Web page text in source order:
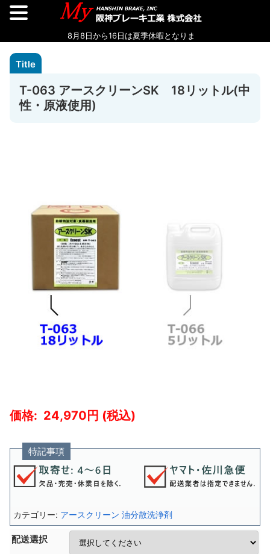
T-063 アースクリーンSK 18リットル(中
性・原液使用)
24,970
特記事項
配送選択
カテゴリー: アースクリーン 油分散洗浄剤